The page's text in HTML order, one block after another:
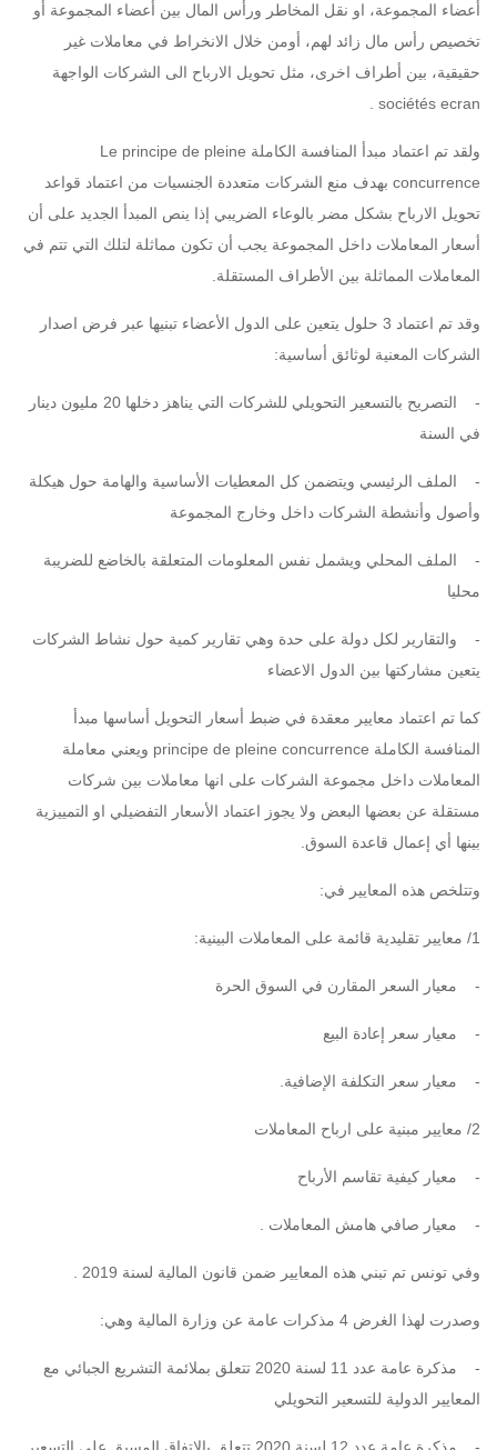
أعضاء المجموعة، او نقل المخاطر ورأس المال بين أعضاء المجموعة أو
تخصيص رأس مال زائد لهم، أومن خلال الانخراط في معاملات غير
حقيقية، بين أطراف اخرى، مثل تحويل الارباح الى الشركات الواجهة
sociétés ecran .
ولقد تم اعتماد مبدأ المنافسة الكاملة Le principe de pleine
concurrence بهدف منع الشركات متعددة الجنسيات من اعتماد قواعد
تحويل الارباح بشكل مضر بالوعاء الضريبي إذا ينص المبدأ الجديد على أن
أسعار المعاملات داخل المجموعة يجب أن تكون مماثلة لتلك التي تتم في
المعاملات المماثلة بين الأطراف المستقلة.
وقد تم اعتماد 3 حلول يتعين على الدول الأعضاء تبنيها عبر فرض اصدار
الشركات المعنية لوثائق أساسية:
- التصريح بالتسعير التحويلي للشركات التي يناهز دخلها 20 مليون دينار
في السنة
- الملف الرئيسي ويتضمن كل المعطيات الأساسية والهامة حول هيكلة
وأصول وأنشطة الشركات داخل وخارج المجموعة
- الملف المحلي ويشمل نفس المعلومات المتعلقة بالخاضع للضريبة
محليا
- والتقارير لكل دولة على حدة وهي تقارير كمية حول نشاط الشركات
يتعين مشاركتها بين الدول الاعضاء
كما تم اعتماد معايير معقدة في ضبط أسعار التحويل أساسها مبدأ
المنافسة الكاملة principe de pleine concurrence ويعني معاملة
المعاملات داخل مجموعة الشركات على انها معاملات بين شركات
مستقلة عن بعضها البعض ولا يجوز اعتماد الأسعار التفضيلي او التمييزية
بينها أي إعمال قاعدة السوق.
وتتلخص هذه المعايير في:
1/ معايير تقليدية قائمة على المعاملات البينية:
- معيار السعر المقارن في السوق الحرة
- معيار سعر إعادة البيع
- معيار سعر التكلفة الإضافية.
2/ معايير مبنية على ارباح المعاملات
- معيار كيفية تقاسم الأرباح
- معيار صافي هامش المعاملات .
وفي تونس تم تبني هذه المعايير ضمن قانون المالية لسنة 2019
وصدرت لهذا الغرض 4 مذكرات عامة عن وزارة المالية وهي:
-
مذكرة عامة عدد 11 لسنة 2020 تتعلق بملائمة التشريع الجبائي مع
المعايير الدولية للتسعير التحويلي